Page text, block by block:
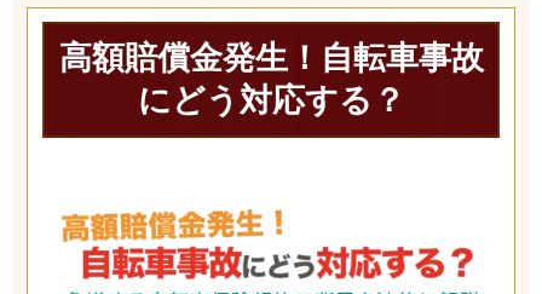
高額賠償金発生！自転車事故
にどう対応する？